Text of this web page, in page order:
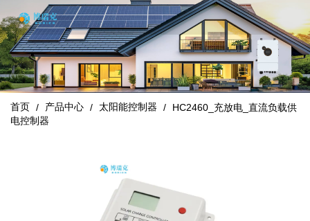
首页 / 产品中心 / 太阳能控制器 /
HC2460_充放电_直流负载供
电控制器